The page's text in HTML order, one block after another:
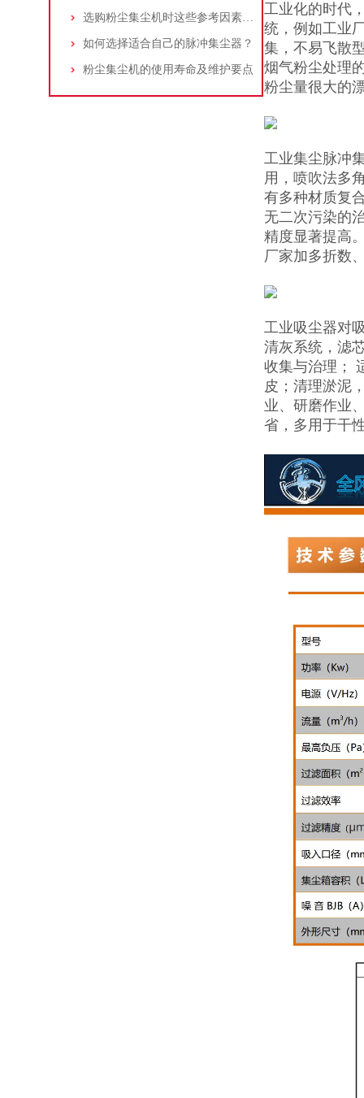
选购粉尘集尘机时这些参考因素很重要！
如何选择适合自己的脉冲集尘器？
粉尘集尘机的使用寿命及维护要点
工业化的时代
统，例如工业
集，不易飞散
烟气粉尘处理
粉尘量很大的
工业集尘脉冲
用，喷吹法多
有多种材质复
无二次污染的
精度显著提高
厂家加多折数
工业吸尘器对
清灰系统，滤
收集与治理；
皮；清理淤泥
业、研磨作业
省，多用于干